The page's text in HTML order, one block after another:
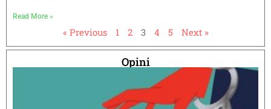
Read More »
« Previous 1 2 3 4 5 Next »
Opini